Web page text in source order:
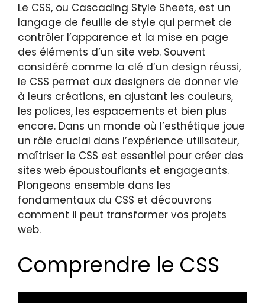
Le CSS, ou Cascading Style Sheets, est un
langage de feuille de style qui permet de
contrôler l’apparence et la mise en page
des éléments d’un site web. Souvent
considéré comme la clé d’un design réussi,
le CSS permet aux designers de donner vie
à leurs créations, en ajustant les couleurs,
les polices, les espacements et bien plus
encore. Dans un monde où l’esthétique joue
un rôle crucial dans l’expérience utilisateur,
maîtriser le CSS est essentiel pour créer des
sites web époustouflants et engageants.
Plongeons ensemble dans les
fondamentaux du CSS et découvrons
comment il peut transformer vos projets
web.
Comprendre le CSS